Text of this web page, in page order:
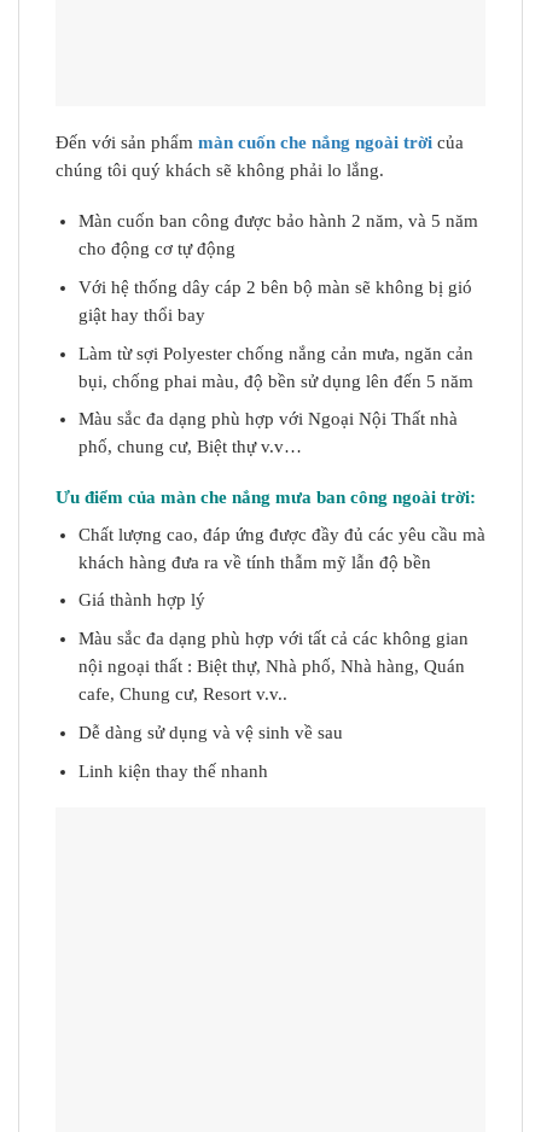
Đến với sản phẩm màn cuốn che nắng ngoài trời của
chúng tôi quý khách sẽ không phải lo lắng.
Màn cuốn ban công được bảo hành 2 năm, và 5 năm
cho động cơ tự động
Với hệ thống dây cáp 2 bên bộ màn sẽ không bị gió
giật hay thổi bay
Làm từ sợi Polyester chống nắng cản mưa, ngăn cản
bụi, chống phai màu, độ bền sử dụng lên đến 5 năm
Màu sắc đa dạng phù hợp với Ngoại Nội Thất nhà
phố, chung cư, Biệt thự v.v…
Ưu điểm của màn che nắng mưa ban công ngoài trời:
Chất lượng cao, đáp ứng được đầy đủ các yêu cầu mà
khách hàng đưa ra về tính thẫm mỹ lẫn độ bền
Giá thành hợp lý
Màu sắc đa dạng phù hợp với tất cả các không gian
nội ngoại thất : Biệt thự, Nhà phố, Nhà hàng, Quán
cafe, Chung cư, Resort v.v..
Dễ dàng sử dụng và vệ sinh về sau
Linh kiện thay thế nhanh